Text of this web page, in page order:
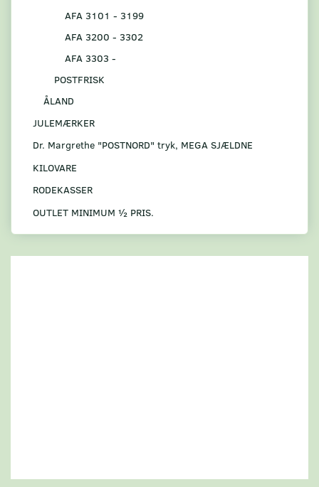
AFA 3101 - 3199
AFA 3200 - 3302
AFA 3303 -
POSTFRISK
ÅLAND
JULEMÆRKER
Dr. Margrethe "POSTNORD" tryk, MEGA SJÆLDNE
KILOVARE
RODEKASSER
OUTLET MINIMUM ½ PRIS.